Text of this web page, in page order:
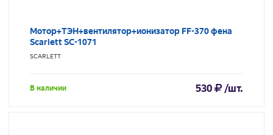
Мотор+ТЭН+вентилятор+ионизатор FF-370 фена
Scarlett SC-1071
SCARLETT
В наличии 530 /шт.